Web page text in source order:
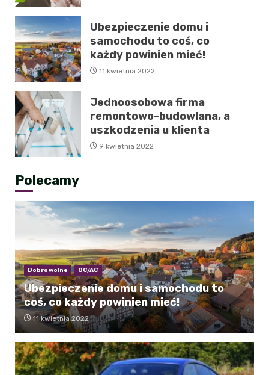
Ubezpieczenie domu i
samochodu to coś, co
każdy powinien mieć!
11 kwietnia 2022
Jednoosobowa firma
remontowo-budowlana, a
uszkodzenia u klienta
9 kwietnia 2022
Polecamy
Dobrowolne OC/AC
Ubezpieczenie domu i samochodu to
coś, co każdy powinien mieć!
11 kwietnia 2022